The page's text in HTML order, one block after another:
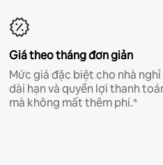
Giá theo tháng đơn giản
Mức giá đặc biệt cho nhà
dài hạn và quyền lợi thanh
mà không mất thêm phí.*